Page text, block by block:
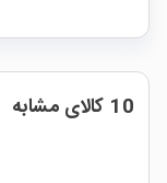
10 کالای مشابه